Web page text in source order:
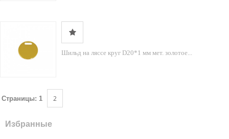
Шильд на ляссе круг D20*1 мм мет. золотое...
Страницы: 1 2
Избранные